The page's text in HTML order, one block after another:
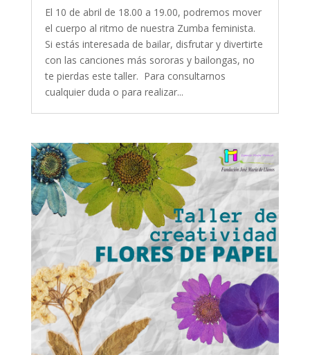
El 10 de abril de 18.00 a 19.00, podremos mover
el cuerpo al ritmo de nuestra Zumba feminista.
Si estás interesada de bailar, disfrutar y divertirte
con las canciones más sororas y bailongas, no
te pierdas este taller. Para consultarnos
cualquier duda o para realizar...